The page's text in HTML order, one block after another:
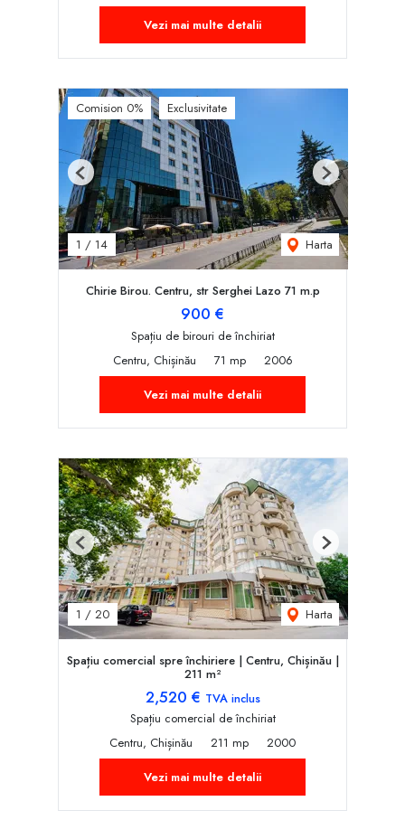
Vezi mai multe detalii
Comision 0% Exclusivitate
1 / 14 Harta
Previous Next
Chirie Birou. Centru, str Serghei Lazo 71 m.p
900 €
Spațiu de birouri de închiriat
Centru, Chișinău
71 mp
2006
Vezi mai multe detalii
1 / 20 Harta
Previous Next
Spațiu comercial spre închiriere | Centru, Chișinău |
211 m²
2,520 € TVA inclus
Spațiu comercial de închiriat
Centru, Chișinău
211 mp
2000
Vezi mai multe detalii